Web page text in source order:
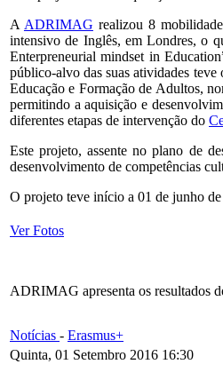
A ADRIMAG realizou 8
intensivo de Inglês, em Londres, o
Enterpreneurial mindset in
público-alvo das suas atividades teve
Educação e Formação de Adultos,
permitindo a aquisição e
diferentes etapas de intervenção do
Este projeto, assente no plano de
desenvolvimento de competências
O projeto teve início a 01 de junho
Ver Fotos
ADRIMAG apresenta os resultados
Notícias - Erasmus+
Quinta, 01 Setembro 2016 16:30